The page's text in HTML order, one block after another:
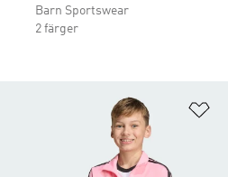
Barn Sportswear
2 färger